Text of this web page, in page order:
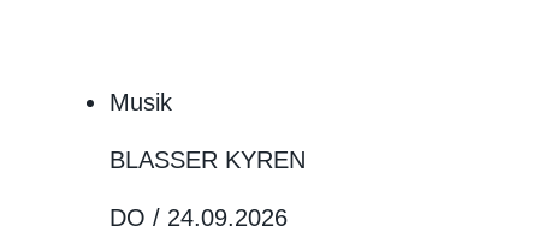
Musik
BLASSER KYREN
DO / 24.09.2026